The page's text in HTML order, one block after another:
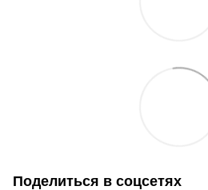
Поделиться в соцсетях